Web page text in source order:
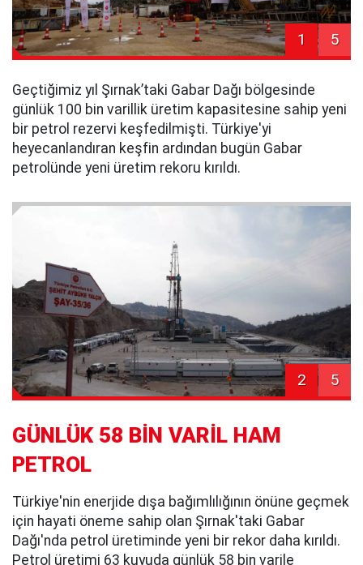
1 5
Geçtiğimiz yıl Şırnak’taki Gabar Dağı bölgesinde
günlük 100 bin varillik üretim kapasitesine sahip yeni
bir petrol rezervi keşfedilmişti. Türkiye'yi
heyecanlandıran keşfin ardından bugün Gabar
petrolünde yeni üretim rekoru kırıldı.
2 5
GÜNLÜK 58 BİN VARİL HAM
PETROL
Türkiye'nin enerjide dışa bağımlılığının önüne geçmek
için hayati öneme sahip olan Şırnak'taki Gabar
Dağı'nda petrol üretiminde yeni bir rekor daha kırıldı.
Petrol üretimi 63 kuyuda günlük 58 bin varile